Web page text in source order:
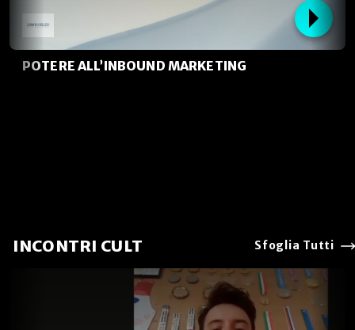
POTERE ALL’INBOUND MARKETING
INCONTRI CULT Sfoglia Tutti